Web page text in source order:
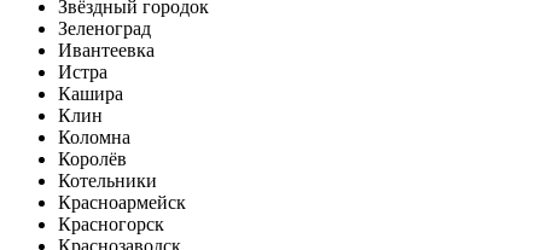
Звёздный городок
Зеленоград
Ивантеевка
Истра
Кашира
Клин
Коломна
Королёв
Котельники
Красноармейск
Красногорск
Краснозаводск